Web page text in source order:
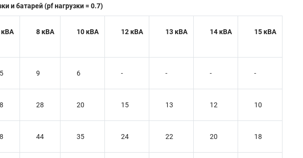
и батарей (pf нагрузки = 0.7)
кВА 8 кВА 10 кВА 12 кВА 13 кВА 14 кВА 15 кВА
9 6 - - - -
28 20 15 13 12 10
44 35 24 22 20 18